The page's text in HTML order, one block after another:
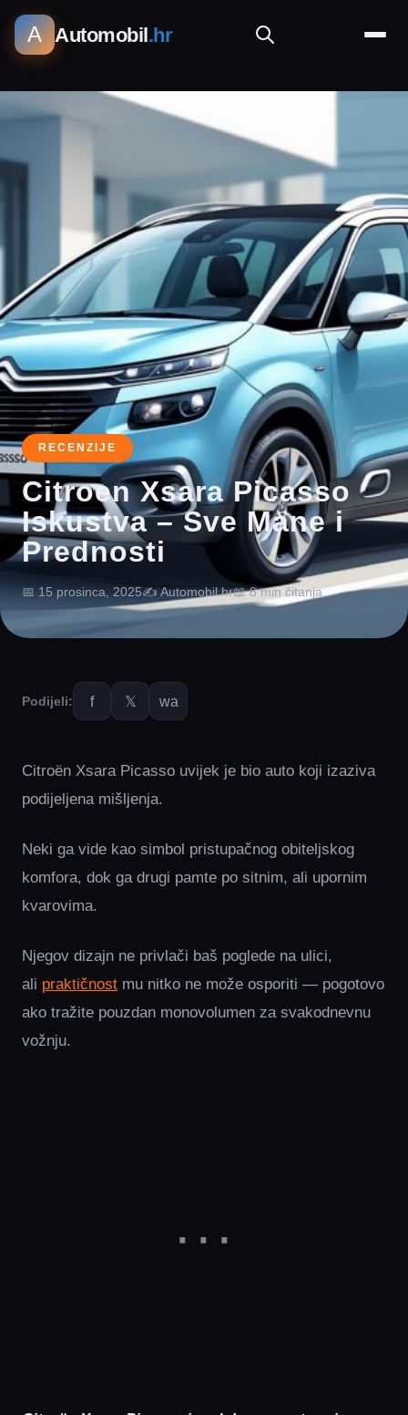
A Automobil.hr
RECENZIJE
Citroen Xsara Picasso
Iskustva – Sve Mane i
Prednosti
📅 15 prosinca, 2025✍️ Automobil.hr📖 8 min čitanja
Podijeli: f 𝕏 wa
Citroën Xsara Picasso uvijek je bio auto koji izaziva
podijeljena mišljenja.
Neki ga vide kao simbol pristupačnog obiteljskog
komfora, dok ga drugi pamte po sitnim, ali upornim
kvarovima.
Njegov dizajn ne privlači baš poglede na ulici,
ali praktičnost mu nitko ne može osporiti — pogotovo
ako tražite pouzdan monovolumen za svakodnevnu
vožnju.